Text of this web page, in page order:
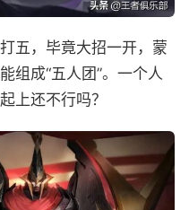
五，毕竟大招一开，蒙
组成“五人团”。一个人
上还不行吗？